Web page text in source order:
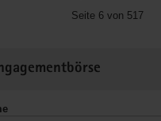
Seite 6 von 517